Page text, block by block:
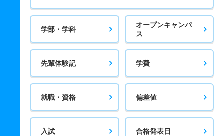
学部・学科
オープンキャンパ
ス
先輩体験記 学費
就職・資格 偏差値
入試 合格発表日